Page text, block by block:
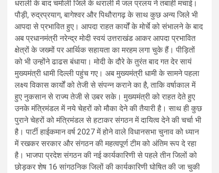
धराली के बाद चमोली जिले के थराली में जल प्रलय ने तबाही मचाई।
पौड़ी, रुद्रप्रयाग, बागेश्वर और पिथौरागढ़ के साथ कुछ अन्य जिले भी
आपदा से प्रभावित हुए। आपदा राहत कार्यों के मोर्चे को संभालने के बाद
अब प्रधानमंत्री नरेन्द्र मोदी स्वयं उत्तराखंड आकर आपदा प्रभावित
क्षेत्रों के जख्मों पर आर्थिक सहायता का मरहम लगा चुके हैं। पीड़ितों
को भी उन्होंने ढाढस बंधाया। मोदी के दौरे के तुरंत बाद गत देर सायं
मुख्यमंत्री धामी दिल्ली पहुंच गए। अब मुख्यमंत्री धामी के सामने पहला
लक्ष्य विकास कार्यों को तेजी से संपन्न कराने का है, ताकि वर्षाकाल में
हुए नुकसान से राज्य तेजी से उबर सके। मुख्यमंत्री को राहत देते हुए
उनके मंत्रिमंडल में नये चेहरों को मौका देने की तैयारी है। साथ ही कुछ
पुराने चेहरों को मंत्रिमंडल से हटाकर संगठन में दायित्व देने की चर्चा भी
है। पार्टी हाईकमान वर्ष 2027 में होने वाले विधानसभा चुनाव को ध्यान
में रखकर सरकार और संगठन की महत्वपूर्ण टीम को अंतिम रूप दे रहा
है। भाजपा प्रदेश संगठन की नई कार्यकारिणी से पहले तीन जिलों को
छोड़कर शेष 16 सांगठनिक जिलों की कार्यकारिणी घोषित की जा चुकी